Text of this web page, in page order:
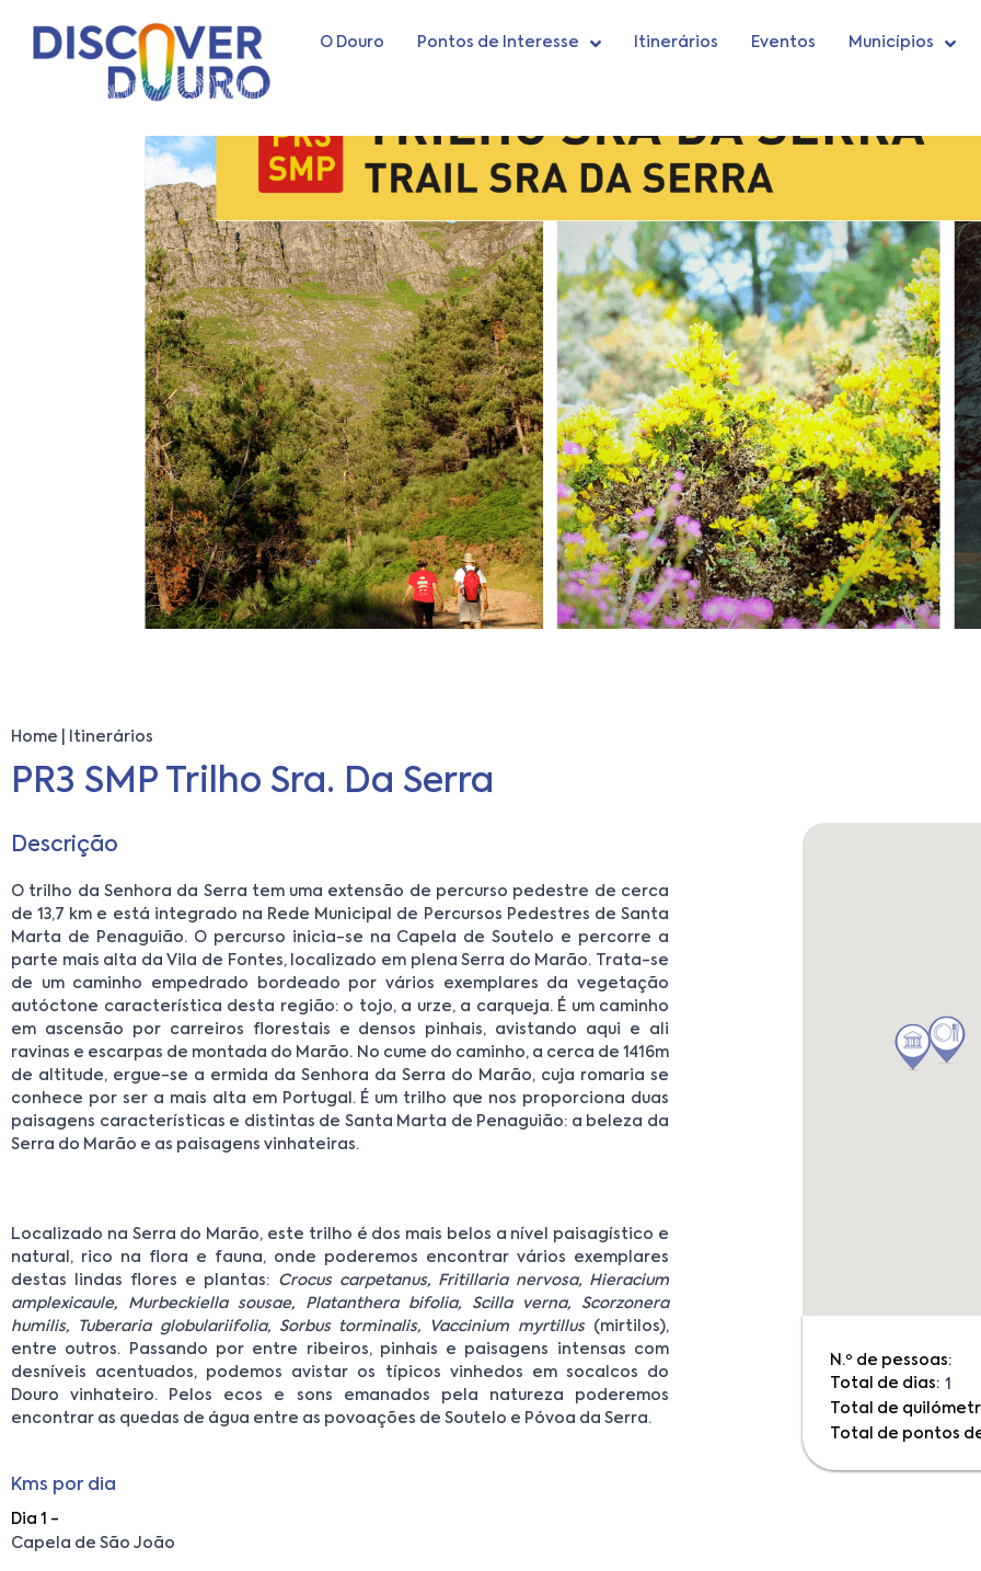
O Douro Pontos de Interesse Itinerários Eventos Municípios
Home Itinerários
PR3 SMP Trilho Sra. Da Serra
Descrição
O trilho da Senhora da Serra tem uma extensão de percurso pedestre de cerca
de 13,7 km e está integrado na Rede Municipal de Percursos Pedestres de Santa
Marta de Penaguião. O percurso inicia-se na Capela de Soutelo e percorre a
parte mais alta da Vila de Fontes, localizado em plena Serra do Marão. Trata-se
de um caminho empedrado bordeado por vários exemplares da vegetação
autóctone característica desta região: o tojo, a urze, a carqueja. É um caminho
em ascensão por carreiros florestais e densos pinhais, avistando aqui e ali
ravinas e escarpas de montada do Marão. No cume do caminho, a cerca de 1416m
de altitude, ergue-se a ermida da Senhora da Serra do Marão, cuja romaria se
conhece por ser a mais alta em Portugal. É um trilho que nos proporciona duas
paisagens características e distintas de Santa Marta de Penaguião: a beleza da
Serra do Marão e as paisagens vinhateiras.
Localizado na Serra do Marão, este trilho é dos mais belos a nível paisagístico e
natural, rico na flora e fauna, onde poderemos encontrar vários exemplares
destas lindas flores e plantas:
Crocus carpetanus, Fritillaria nervosa, Hieracium
amplexicaule, Murbeckiella sousae, Platanthera bifolia, Scilla verna, Scorzonera
humilis, Tuberaria globulariifolia, Sorbus torminalis, Vaccinium myrtillus(mirtilos),
entre outros. Passando por entre ribeiros, pinhais e paisagens intensas com
desníveis acentuados, podemos avistar os típicos vinhedos em socalcos do
Douro vinhateiro. Pelos ecos e sons emanados pela natureza poderemos
encontrar as quedas de água entre as povoações de Soutelo e Póvoa da Serra.
Kms por dia
Dia 1 -
Capela de São João
N.º de pessoas:
Total de dias: 1
Total de
Total de pontos